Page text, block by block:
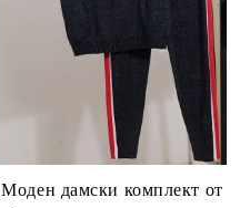
Моден дамски комплект от